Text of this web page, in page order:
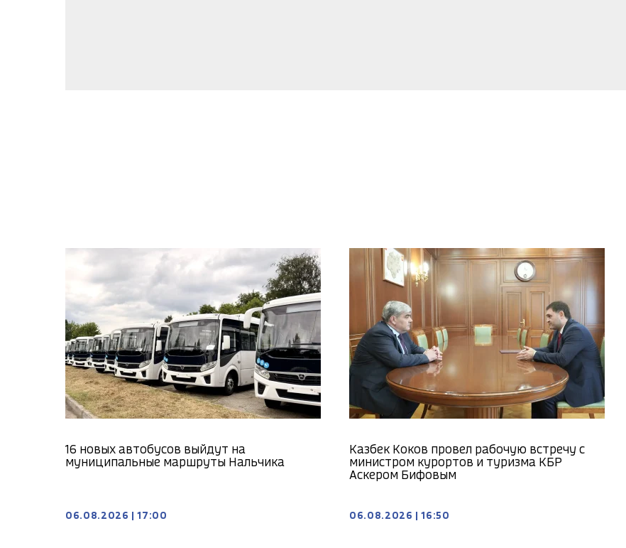
16 новых автобусов выйдут на
муниципальные маршруты Нальчика
06.08.2026 17:00
Казбек Коков провел рабочую встречу с
министром курортов и туризма КБР
Аскером Бифовым
06.08.2026 16:50